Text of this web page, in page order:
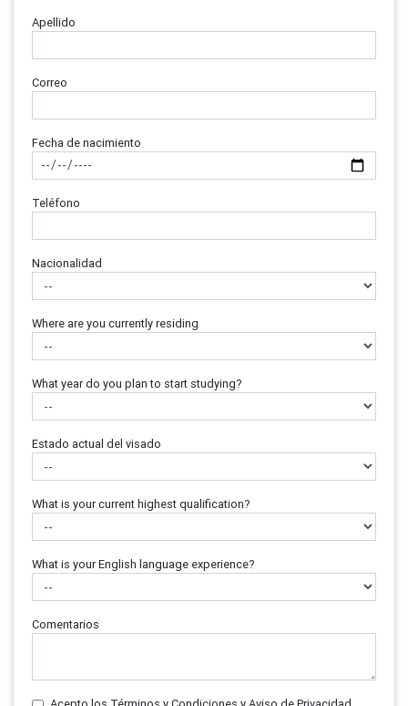
Apellido
Correo
Fecha de nacimiento
Teléfono
Nacionalidad
Where are you currently residing
What year do you plan to start studying?
Estado actual del visado
What is your current highest qualification?
What is your English language experience?
Comentarios